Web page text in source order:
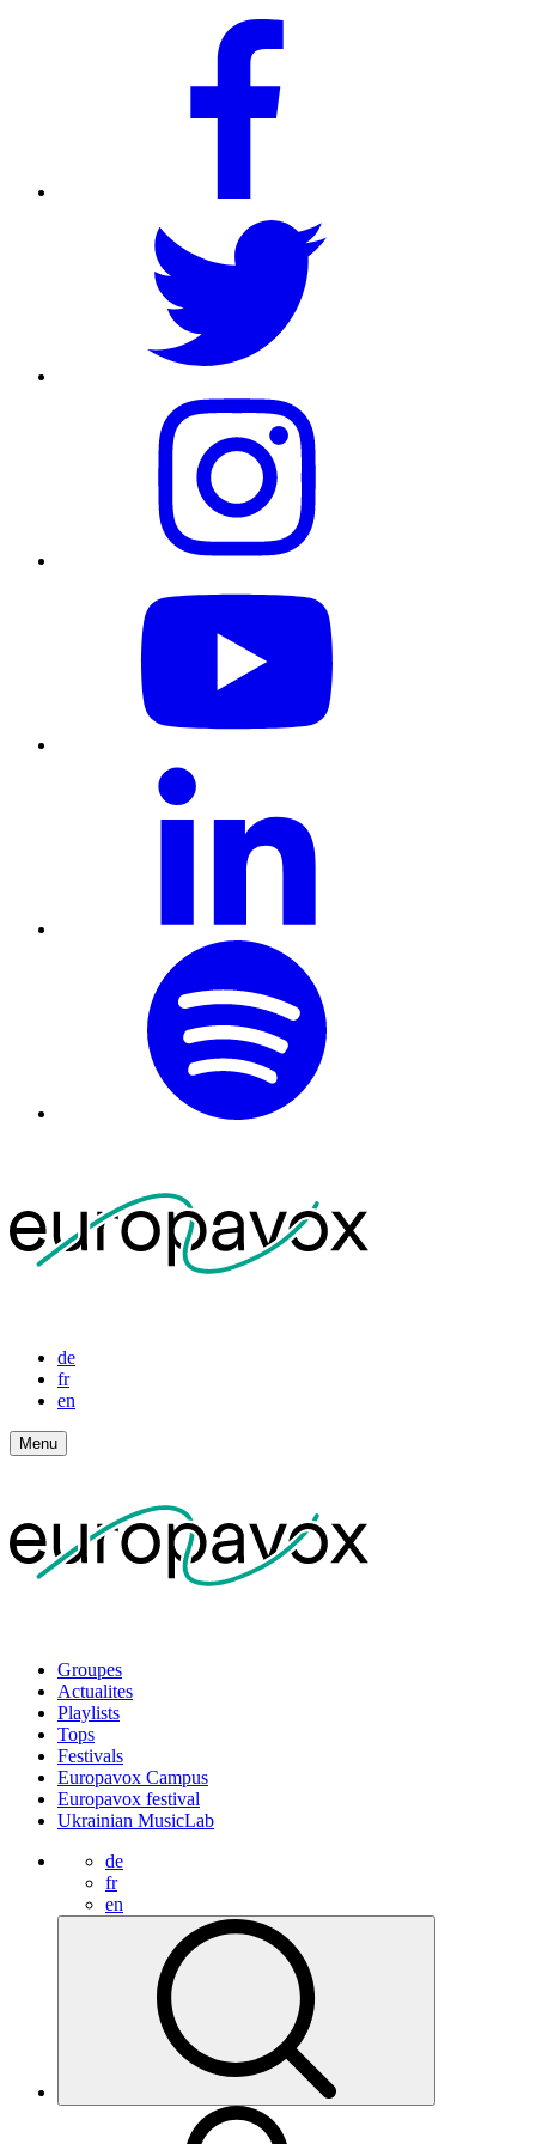
de
fr
en
Menu
Groupes
Actualites
Playlists
Tops
Festivals
Europavox Campus
Europavox festival
Ukrainian MusicLab
de
fr
en